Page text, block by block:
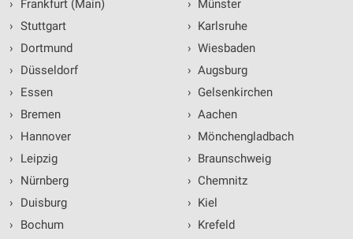
›
Frankfurt (Main)
› Stuttgart
›
Dortmund
›
Düsseldorf
›
Essen
›
Bremen
›
Hannover
›
Leipzig
›
Nürnberg
›
Duisburg
›
Bochum
› Münster
› Karlsruhe
› Wiesbaden
› Augsburg
› Gelsenkirchen
› Aachen
› Mönchengladbach
› Braunschweig
› Chemnitz
› Kiel
› Krefeld